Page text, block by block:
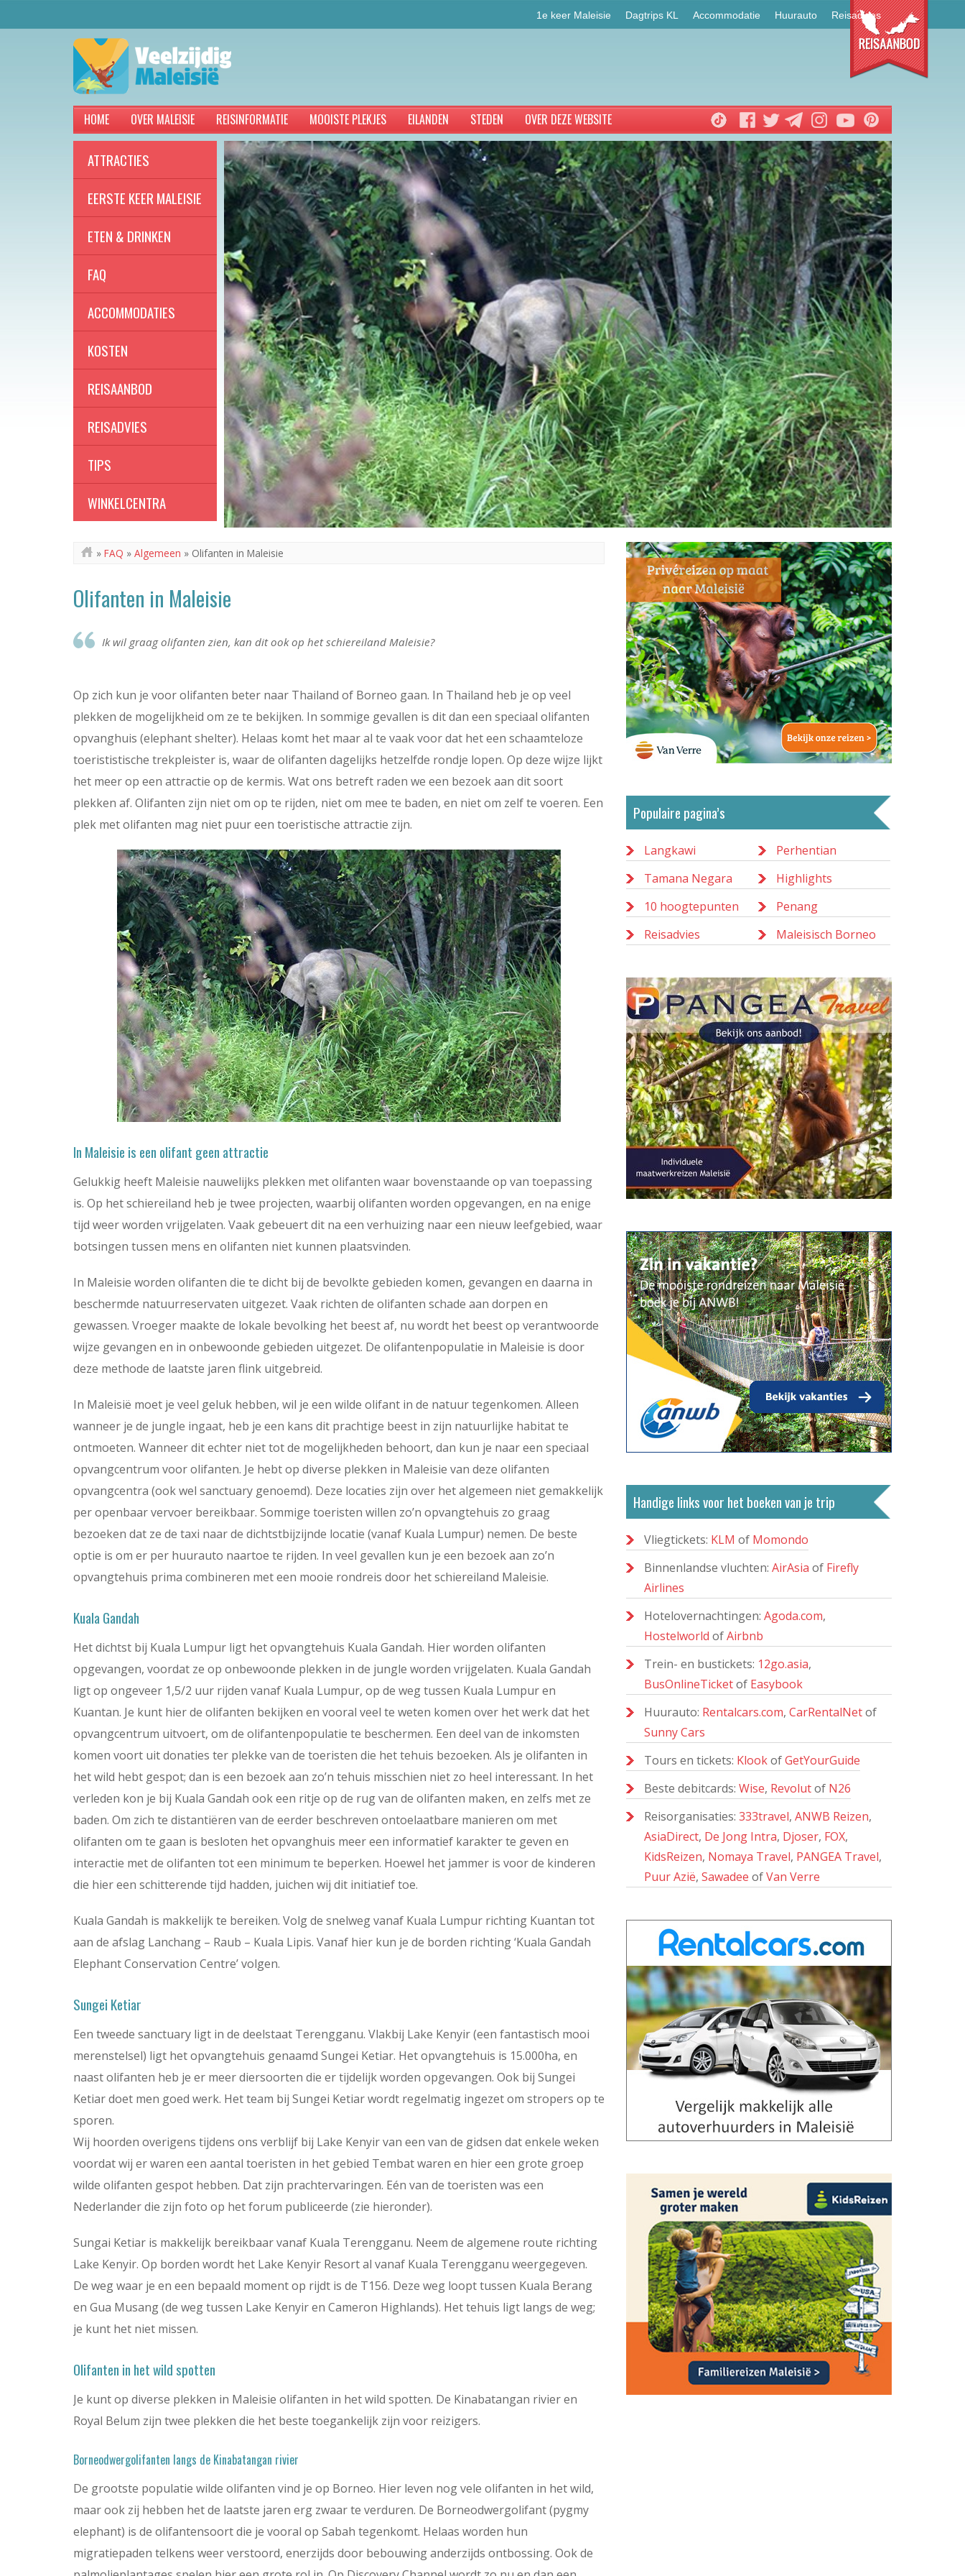
1e keer Maleisie Dagtrips KL Accommodatie Huurauto Reisadvies
HOME OVER MALEISIE REISINFORMATIE MOOISTE PLEKJES EILANDEN STEDEN OVER DEZE WEBSITE
ATTRACTIES
EERSTE KEER MALEISIE
ETEN & DRINKEN
FAQ
ACCOMMODATIES
KOSTEN
REISAANBOD
REISADVIES
TIPS
WINKELCENTRA
» FAQ » Algemeen » Olifanten in Maleisie
Olifanten in Maleisie
Ik wil graag olifanten zien, kan dit ook op het schiereiland Maleisie?
Op zich kun je voor olifanten beter naar Thailand of Borneo gaan. In Thailand heb je op veel
plekken de mogelijkheid om ze te bekijken. In sommige gevallen is dit dan een speciaal olifanten
opvanghuis (elephant shelter). Helaas komt het maar al te vaak voor dat het een schaamteloze
toerististische trekpleister is, waar de olifanten dagelijks hetzelfde rondje lopen. Op deze wijze lijkt
het meer op een attractie op de kermis. Wat ons betreft raden we een bezoek aan dit soort
plekken af. Olifanten zijn niet om op te rijden, niet om mee te baden, en niet om zelf te voeren. Een
plek met olifanten mag niet puur een toeristische attractie zijn.
In Maleisie is een olifant geen attractie
Gelukkig heeft Maleisie nauwelijks plekken met olifanten waar bovenstaande op van toepassing
is. Op het schiereiland heb je twee projecten, waarbij olifanten worden opgevangen, en na enige
tijd weer worden vrijgelaten. Vaak gebeuert dit na een verhuizing naar een nieuw leefgebied, waar
botsingen tussen mens en olifanten niet kunnen plaatsvinden.
In Maleisie worden olifanten die te dicht bij de bevolkte gebieden komen, gevangen en daarna in
beschermde natuurreservaten uitgezet. Vaak richten de olifanten schade aan dorpen en
gewassen. Vroeger maakte de lokale bevolking het beest af, nu wordt het beest op verantwoorde
wijze gevangen en in onbewoonde gebieden uitgezet. De olifantenpopulatie in Maleisie is door
deze methode de laatste jaren flink uitgebreid.
In Maleisië moet je veel geluk hebben, wil je een wilde olifant in de natuur tegenkomen. Alleen
wanneer je de jungle ingaat, heb je een kans dit prachtige beest in zijn natuurlijke habitat te
ontmoeten. Wanneer dit echter niet tot de mogelijkheden behoort, dan kun je naar een speciaal
opvangcentrum voor olifanten. Je hebt op diverse plekken in Maleisie van deze olifanten
opvangcentra (ook wel sanctuary genoemd). Deze locaties zijn over het algemeen niet gemakkelijk
per openbaar vervoer bereikbaar. Sommige toeristen willen zo’n opvangtehuis zo graag
bezoeken dat ze de taxi naar de dichtstbijzijnde locatie (vanaf Kuala Lumpur) nemen. De beste
optie is om er per huurauto naartoe te rijden. In veel gevallen kun je een bezoek aan zo’n
opvangtehuis prima combineren met een mooie rondreis door het schiereiland Maleisie.
Kuala Gandah
Het dichtst bij Kuala Lumpur ligt het opvangtehuis Kuala Gandah. Hier worden olifanten
opgevangen, voordat ze op onbewoonde plekken in de jungle worden vrijgelaten. Kuala Gandah
ligt op ongeveer 1,5/2 uur rijden vanaf Kuala Lumpur, op de weg tussen Kuala Lumpur en
Kuantan. Je kunt hier de olifanten bekijken en vooral veel te weten komen over het werk dat het
opvangcentrum uitvoert, om de olifantenpopulatie te beschermen. Een deel van de inkomsten
komen voort uit donaties ter plekke van de toeristen die het tehuis bezoeken. Als je olifanten in
het wild hebt gespot; dan is een bezoek aan zo’n tehuis misschien niet zo heel interessant. In het
verleden kon je bij Kuala Gandah ook een ritje op de rug van de olifanten maken, en zelfs met ze
baden. Om zich te distantiëren van de eerder beschreven ontoelaatbare manieren om met
olifanten om te gaan is besloten het opvanghuis meer een informatief karakter te geven en
interactie met de olifanten tot een minimum te beperken. Hoewel het jammer is voor de kinderen
die hier een schitterende tijd hadden, juichen wij dit initiatief toe.
Kuala Gandah is makkelijk te bereiken. Volg de snelweg vanaf Kuala Lumpur richting Kuantan tot
aan de afslag Lanchang – Raub – Kuala Lipis. Vanaf hier kun je de borden richting ‘Kuala Gandah
Elephant Conservation Centre’ volgen.
Sungei Ketiar
Een tweede sanctuary ligt in de deelstaat Terengganu. Vlakbij Lake Kenyir (een fantastisch mooi
merenstelsel) ligt het opvangtehuis genaamd Sungei Ketiar. Het opvangtehuis is 15.000ha, en
naast olifanten heb je er meer diersoorten die er tijdelijk worden opgevangen. Ook bij Sungei
Ketiar doet men goed werk. Het team bij Sungei Ketiar wordt regelmatig ingezet om stropers op te
sporen.
Wij hoorden overigens tijdens ons verblijf bij Lake Kenyir van een van de gidsen dat enkele weken
voordat wij er waren een aantal toeristen in het gebied Tembat waren en hier een grote groep
wilde olifanten gespot hebben. Dat zijn prachtervaringen. Eén van de toeristen was een
Nederlander die zijn foto op het forum publiceerde (zie hieronder).
Sungai Ketiar is makkelijk bereikbaar vanaf Kuala Terengganu. Neem de algemene route richting
Lake Kenyir. Op borden wordt het Lake Kenyir Resort al vanaf Kuala Terengganu weergegeven.
De weg waar je en een bepaald moment op rijdt is de T156. Deze weg loopt tussen Kuala Berang
en Gua Musang (de weg tussen Lake Kenyir en Cameron Highlands). Het tehuis ligt langs de weg;
je kunt het niet missen.
Olifanten in het wild spotten
Je kunt op diverse plekken in Maleisie olifanten in het wild spotten. De Kinabatangan rivier en
Royal Belum zijn twee plekken die het beste toegankelijk zijn voor reizigers.
Borneodwergolifanten langs de Kinabatangan rivier
De grootste populatie wilde olifanten vind je op Borneo. Hier leven nog vele olifanten in het wild,
maar ook zij hebben het de laatste jaren erg zwaar te verduren. De Borneodwergolifant (pygmy
elephant) is de olifantensoort die je vooral op Sabah tegenkomt. Helaas worden hun
migratiepaden telkens weer verstoord, enerzijds door bebouwing anderzijds ontbossing. Ook de
Populaire pagina’s
Langkawi
Perhentian
Tamana Negara
Highlights
10 hoogtepunten
Penang
Reisadvies
Maleisisch Borneo
Handige links voor het boeken van je trip
Vliegtickets: KLM of Momondo
Binnenlandse vluchten: AirAsia of Firefly
Airlines
Hotelovernachtingen: Agoda.com,
Hostelworld ofAirbnb
Trein- en bustickets: 12go.asia,
BusOnlineTicketof Easybook
Huurauto: Rentalcars.com, CarRentalNetof
Sunny Cars
Tours en tickets: KlookofGetYourGuide
Beste debitcards: Wise, Revolutof N26
Reisorganisaties: 333travel, ANWB Reizen,
AsiaDirect, De Jong Intra, Djoser, FOX,
KidsReizen, Nomaya Travel, PANGEA Travel,
Puur Azië, Sawadee ofVan Verre